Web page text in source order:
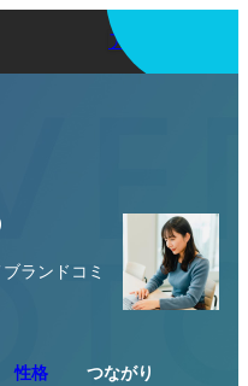
アプリを使う
ランドコミ
性格 つながり